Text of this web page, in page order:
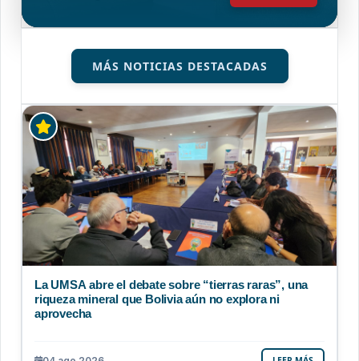
MÁS NOTICIAS DESTACADAS
La UMSA abre el debate sobre “tierras raras”, una
riqueza mineral que Bolivia aún no explora ni
aprovecha